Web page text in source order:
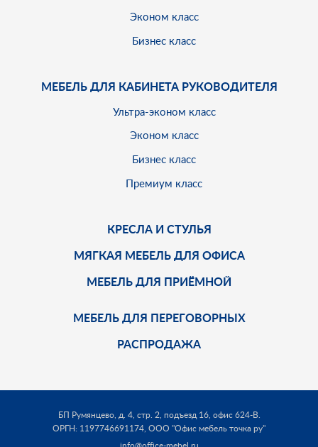
Эконом класс
Бизнес класс
МЕБЕЛЬ ДЛЯ КАБИНЕТА РУКОВОДИТЕЛЯ
Ультра-эконом класс
Эконом класс
Бизнес класс
Премиум класс
КРЕСЛА И СТУЛЬЯ
МЯГКАЯ МЕБЕЛЬ ДЛЯ ОФИСА
МЕБЕЛЬ ДЛЯ ПРИЁМНОЙ
МЕБЕЛЬ ДЛЯ ПЕРЕГОВОРНЫХ
РАСПРОДАЖА
БП Румянцево, д. 4, стр. 2, подъезд 16, офис 624-В.
ОРГН: 1197746691174, ООО "Офис мебель точка ру"